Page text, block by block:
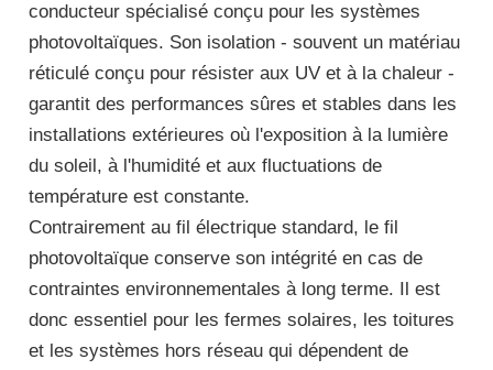
conducteur spécialisé conçu pour les systèmes
photovoltaïques. Son isolation - souvent un matériau
réticulé conçu pour résister aux UV et à la chaleur -
garantit des performances sûres et stables dans les
installations extérieures où l'exposition à la lumière
du soleil, à l'humidité et aux fluctuations de
température est constante.
Contrairement au fil électrique standard, le fil
photovoltaïque conserve son intégrité en cas de
contraintes environnementales à long terme. Il est
donc essentiel pour les fermes solaires, les toitures
et les systèmes hors réseau qui dépendent de